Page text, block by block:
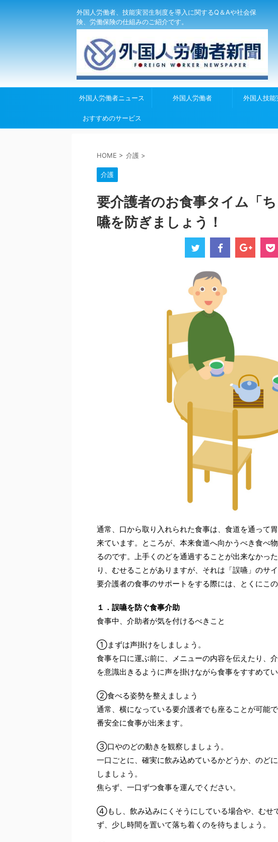
外国人労働者、技能実習生制度を導入に関するQ＆Aや社会保
険、労働保険の仕組みのご紹介です。
外国人労働者ニュース 外国人労働者 外国人技能
おすすめのサービス
HOME > 介護 >
介護
要介護者のお食事タイム「
嚥を防ぎましょう！
通常、口から取り入れられた食事は、食道を通って
来ています。ところが、本来食道へ向かうべき食べ
るのです。上手くのどを通過することが出来なかっ
り、むせることがありますが、それは「誤嚥」のサイ
要介護者の食事のサポートをする際には、とくにこ
１．誤嚥を防ぐ食事介助
食事中、介助者が気を付けるべきこと
①まずは声掛けをしましょう。
食事を口に運ぶ前に、メニューの内容を伝えたり、
を意識出きるように声を掛けながら食事をすすめてい
②食べる姿勢を整えましょう
通常、横になっている要介護者でも座ることが可能
番安全に食事が出来ます。
③口やのどの動きを観察しましょう。
一口ごとに、確実に飲み込めているかどうか、のど
しましょう。
焦らず、一口ずつ食事を運んでください。
④もし、飲み込みにくそうにしている場合や、むせ
ず、少し時間を置いて落ち着くのを待ちましょう。